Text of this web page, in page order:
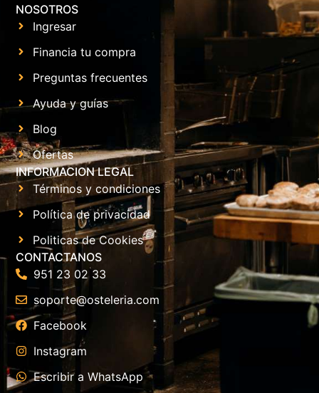
NOSOTROS
Ingresar
Financia tu compra
Preguntas frecuentes
Ayuda y guías
Blog
Ofertas
INFORMACION LEGAL
Términos y condiciones
Política de privacidad
Politicas de Cookies
CONTACTANOS
951 23 02 33
soporte@osteleria.com
Facebook
Instagram
Escribir a WhatsApp